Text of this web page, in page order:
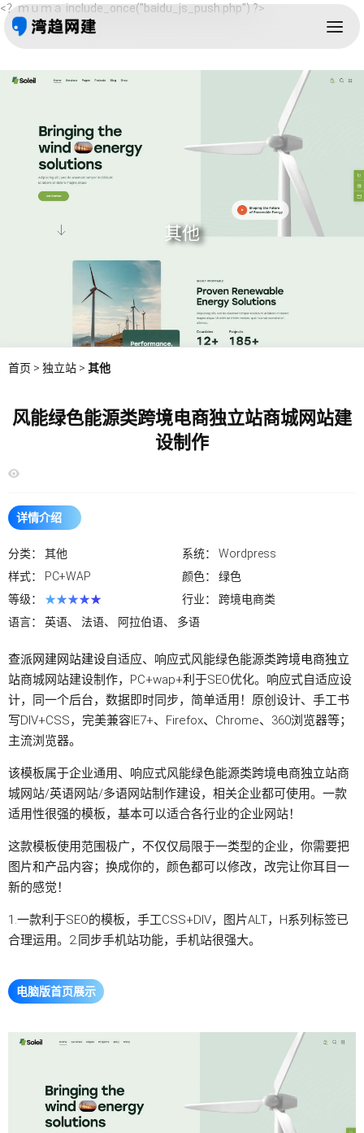
<？ｍｕｍａ include_once("baidu_js_push.php") ?>
其他
首页 > 独立站 > 其他
风能绿色能源类跨境电商独立站商城网站建
设制作
详情介绍
分类： 其他 系统： Wordpress
样式：
PC+WAP 颜色： 绿色
等级： ★★★★★ 行业： 跨境电商类
语言： 英语、 法语、 阿拉伯语、 多语
查派网建网站建设自适应、响应式风能绿色能源类跨境电商独立
站商城网站建设制作，PC+wap+利于SEO优化。响应式自适应设
计，同一个后台，数据即时同步，简单适用！原创设计、手工书
写DIV+CSS，完美兼容IE7+、Firefox、Chrome、360浏览器等；
主流浏览器。
该模板属于企业通用、响应式风能绿色能源类跨境电商独立站商
城网站/英语网站/多语网站制作建设，相关企业都可使用。一款
适用性很强的模板，基本可以适合各行业的企业网站！
这款模板使用范围极广，不仅仅局限于一类型的企业，你需要把
图片和产品内容；换成你的，颜色都可以修改，改完让你耳目一
新的感觉！
1.一款利于SEO的模板，手工CSS+DIV，图片ALT，H系列标签已
合理运用。2.同步手机站功能，手机站很强大。
电脑版首页展示